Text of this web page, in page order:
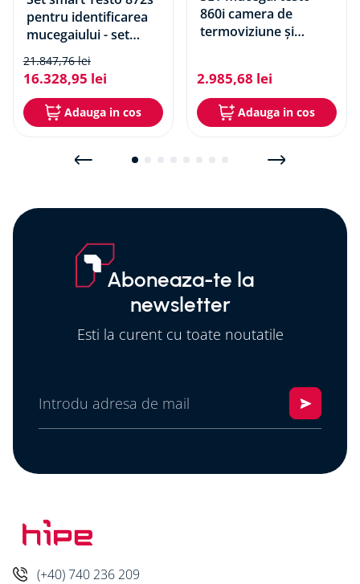
pentru identificarea
mucegaiului - set
pentru cladiri
21.847,76 lei
16.328,95 lei
Adauga in cos
860i camera de
termoviziune și
2.985,68 lei
Adauga in cos
Aboneaza-te la
newsletter
Esti la curent cu toate noutatile
(+40) 740 236 209